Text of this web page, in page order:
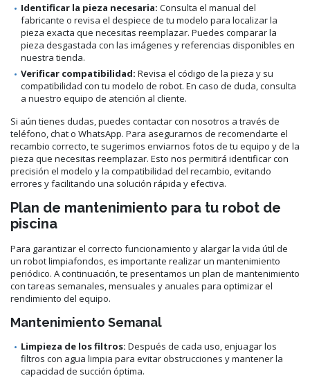
Identificar la pieza necesaria: Consulta el manual del
fabricante o revisa el despiece de tu modelo para localizar la
pieza exacta que necesitas reemplazar. Puedes comparar la
pieza desgastada con las imágenes y referencias disponibles en
nuestra tienda.
Verificar compatibilidad: Revisa el código de la pieza y su
compatibilidad con tu modelo de robot. En caso de duda, consulta
a nuestro equipo de atención al cliente.
Si aún tienes dudas, puedes contactar con nosotros a través de
teléfono, chat o WhatsApp. Para asegurarnos de recomendarte el
recambio correcto, te sugerimos enviarnos fotos de tu equipo y de la
pieza que necesitas reemplazar. Esto nos permitirá identificar con
precisión el modelo y la compatibilidad del recambio, evitando
errores y facilitando una solución rápida y efectiva.
Plan de mantenimiento para tu robot de
piscina
Para garantizar el correcto funcionamiento y alargar la vida útil de
un robot limpiafondos, es importante realizar un mantenimiento
periódico. A continuación, te presentamos un plan de mantenimiento
con tareas semanales, mensuales y anuales para optimizar el
rendimiento del equipo.
Mantenimiento Semanal
Limpieza de los filtros: Después de cada uso, enjuagar los
filtros con agua limpia para evitar obstrucciones y mantener la
capacidad de succión óptima.